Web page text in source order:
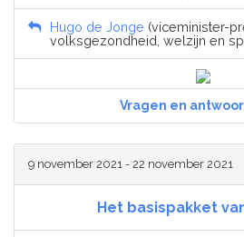
Hugo de Jonge (viceminister-
volksgezondheid, welzijn en
Vragen en
9 november 2021 - 22 november 2021
Het basispakket